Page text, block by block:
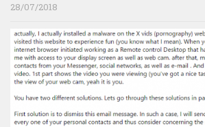
28/07/2018